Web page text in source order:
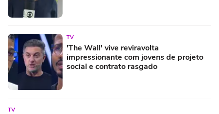
TV
'The Wall' vive reviravolta
impressionante com jovens de projeto
social e contrato rasgado
TV